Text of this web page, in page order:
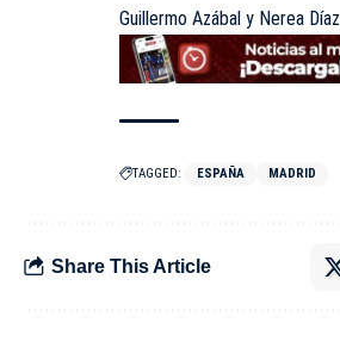
Guillermo Azábal y Nerea Díaz
TAGGED: ESPAÑA MADRID
Share This Article